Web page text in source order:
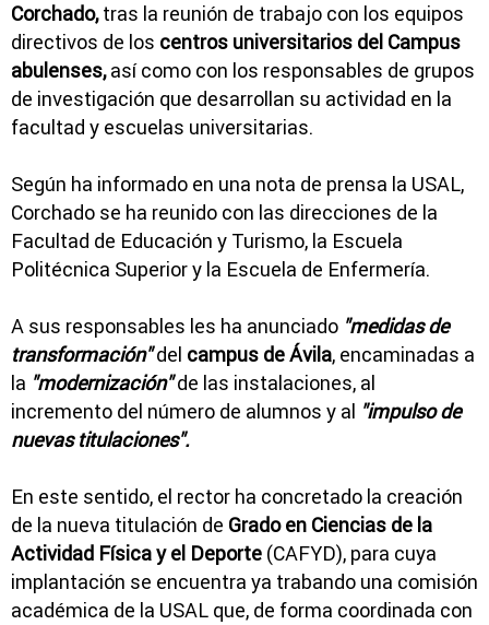
Corchado,tras la reunión de trabajo con los equipos
directivos de los centros universitarios del Campus
abulenses,así como con los responsables de grupos
de investigación que desarrollan su actividad en la
facultad y escuelas universitarias.
Según ha informado en una nota de prensa la USAL,
Corchado se ha reunido con las direcciones de la
Facultad de Educación y Turismo, la Escuela
Politécnica Superior y la Escuela de Enfermería.
A sus responsables les ha anunciado "medidas de
transformación"del campus de Ávila, encaminadas a
la "modernización"de las instalaciones, al
incremento del número de alumnos y al "impulso de
nuevas titulaciones".
En este sentido, el rector ha concretado la creación
de la nueva titulación de Grado en Ciencias de la
Actividad Física y el Deporte (CAFYD), para cuya
implantación se encuentra ya trabando una comisión
académica de la USAL que, de forma coordinada con